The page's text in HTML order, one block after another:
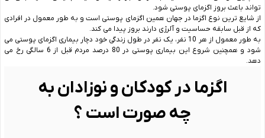
تواند باعث بروز اگزمای پوستی شود.
از شایع ترین نوع اگزما در جهان همین اگزمای پوستی است و به طور معمول در افرادی
که از قبل سابقه حساسیت و آلرژی دارند بروز پیدا می کند.
به طور معمول از هر 10 نفر، یک نفر در طول زندگی خود دچار بیماری اگزمای پوستی می
شود و همچنین شروع این بیماری پوستی در 80 درصد مردم قبل از 6 سالگی رخ می
دهد.
اگزما در کودکان و نوزادان به
چه صورت است ؟